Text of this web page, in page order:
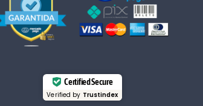
Certified Secure
Verified by Trustindex